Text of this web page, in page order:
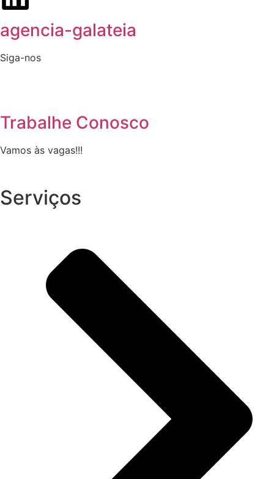
agencia-galateia
Siga-nos
Trabalhe Conosco
Vamos às vagas!!!
Serviços